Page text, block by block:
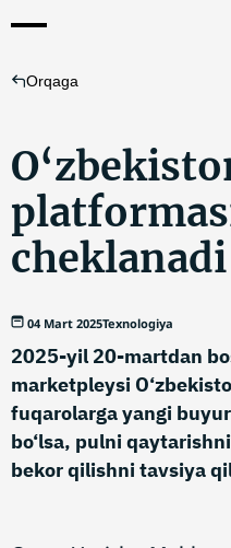
Orqaga
cheklanadi
04 Mart 2025Texnologiya
2025-yil 20-martdan
marketpleysi
fuqarolarga yangi
bo‘lsa, pulni
bekor qilishni tavsiya